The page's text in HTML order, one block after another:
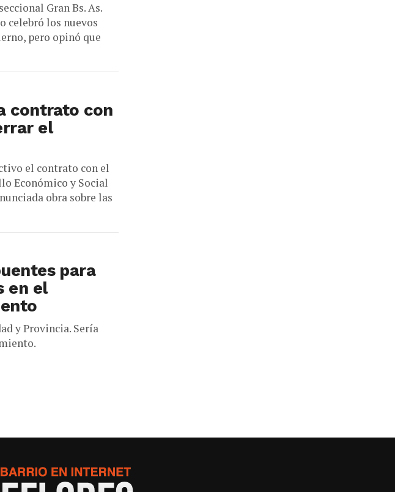
Gran Bs. As.
celebró los nuevos
pero opinó que
contrato con
el
el contrato con el
Económico y Social
obra sobre las
para
en el
y Provincia. Sería